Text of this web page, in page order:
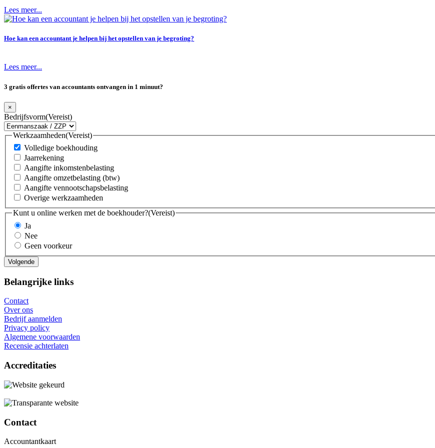
Lees meer...
Hoe kan een accountant je helpen bij het opstellen van je begroting?
Lees meer...
3 gratis offertes van accountants ontvangen in 1 minuut?
×
Bedrijfsvorm(Vereist)
Werkzaamheden(Vereist)
Volledige boekhouding
Jaarrekening
Aangifte inkomstenbelasting
Aangifte omzetbelasting (btw)
Aangifte vennootschapsbelasting
Overige werkzaamheden
Kunt u online werken met de boekhouder?(Vereist)
Ja
Nee
Geen voorkeur
Belangrijke links
Contact
Over ons
Bedrijf aanmelden
Privacy policy
Algemene voorwaarden
Recensie achterlaten
Accreditaties
Contact
Accountantkaart